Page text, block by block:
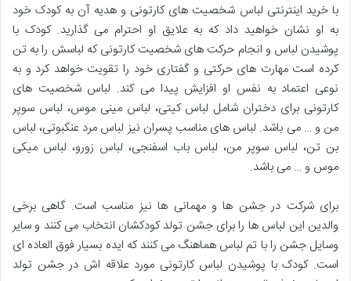
با خرید اینترنتی لباس شخصیت های کارتونی و هدیه آن به کودک خود
به او نشان خواهید داد که به علایق او احترام می گذارید. کودک با
پوشیدن لباس و انجام حرکت های شخصیت کارتونی که لباسش را به تن
کرده است مهارت های حرکتی و گفتاری خود را تقویت خواهد کرد و به
نوعی اعتماد به نفس او افزایش پیدا می کند. لباس شخصیت های
کارتونی برای دختران شامل لباس کیتی، لباس مینی موس، لباس سوپر
من و … می باشد. لباس های مناسب پسران نیز لباس مرد عنکبوتی، لباس
بن تن، لباس سوپر من، لباس باب اسفنجی، لباس زورو، لباس میکی
موس و … می باشد.
برای شرکت در جشن ها و مهمانی ها نیز مناسب است. گاهی برخی
والدین این لباس ها را برای جشن تولد کودکشان انتخاب می کنند و سایر
وسایل جشن را با تم لباس هماهنگ می کنند که ایده بسیار فوق العاده ای
است. کودک با پوشیدن لباس کارتونی مورد علاقه اش در جشن تولد